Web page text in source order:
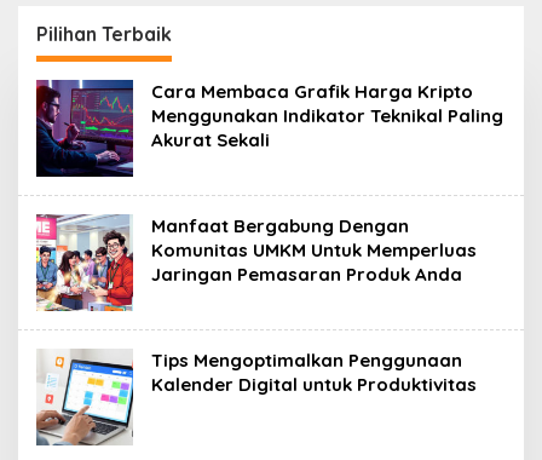
Digital Di
Baru
Pilihan Terbaik
InfoMetro
Cara Membaca Grafik Harga Kripto
Menggunakan Indikator Teknikal Paling
Akurat Sekali
Manfaat Bergabung Dengan
Komunitas UMKM Untuk Memperluas
Jaringan Pemasaran Produk Anda
Tips Mengoptimalkan Penggunaan
Kalender Digital untuk Produktivitas